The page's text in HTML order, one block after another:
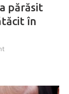
părăsit
în